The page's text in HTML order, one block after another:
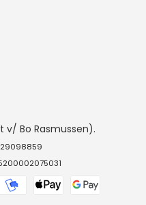
v/ Bo Rasmussen).
29098859